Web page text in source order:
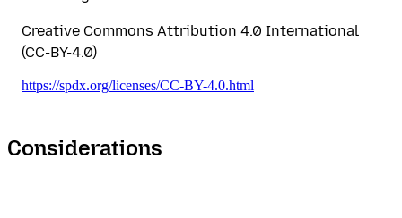
Creative Commons Attribution 4.0 International
(CC-BY-4.0)
https://spdx.org/licenses/CC-BY-4.0.html
Considerations